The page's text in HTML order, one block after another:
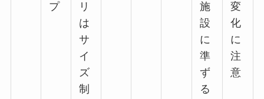
プ
リ
は
サ
イ
ズ
制
施
設
に
準
ず
る
変
化
に
注
意